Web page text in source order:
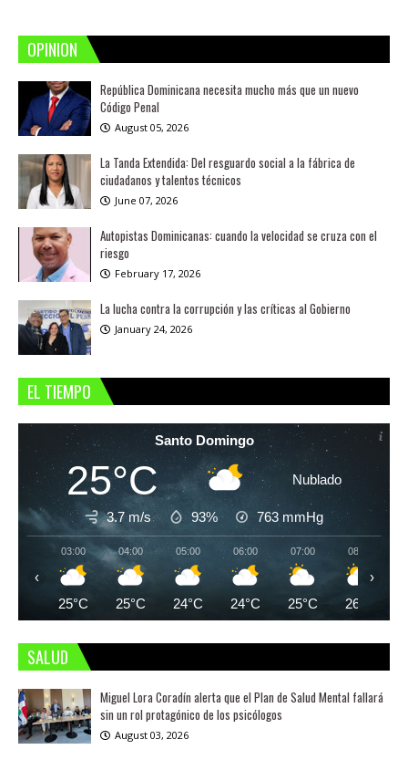
OPINION
República Dominicana necesita mucho más que un nuevo
Código Penal
August 05, 2026
La Tanda Extendida: Del resguardo social a la fábrica de
ciudadanos y talentos técnicos
June 07, 2026
Autopistas Dominicanas: cuando la velocidad se cruza con el
riesgo
February 17, 2026
La lucha contra la corrupción y las críticas al Gobierno
January 24, 2026
EL TIEMPO
Santo Domingo
25°C Nublado
3.7 m/s 93% 763 mmHg
03:00
25°C
04:00
25°C
05:00
24°C
06:00
24°C
07:00
25°C
08:00
26°C
‹ ›
SALUD
Miguel Lora Coradín alerta que el Plan de Salud Mental fallará
sin un rol protagónico de los psicólogos
August 03, 2026